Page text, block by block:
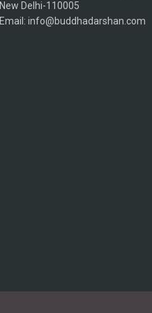
New Delhi-110005
Email: info@buddhadarshan.com